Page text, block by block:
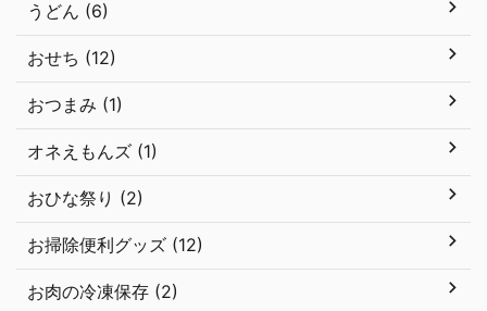
うどん (6)
おせち (12)
おつまみ (1)
オネえもんズ (1)
おひな祭り (2)
お掃除便利グッズ (12)
お肉の冷凍保存 (2)